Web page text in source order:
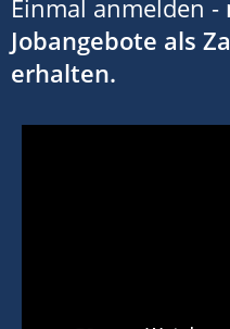
Einmal anmelden -
Jobangebote als
erhalten.